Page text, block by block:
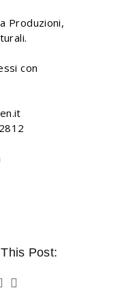
Produzioni,
con
Post: